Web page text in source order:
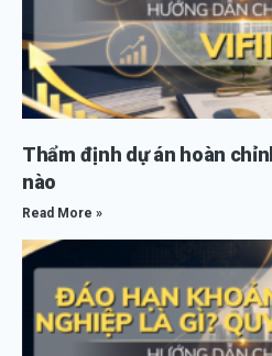
Thẩm định dự án hoàn
nào
Read More »